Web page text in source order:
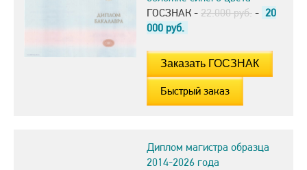
ГОСЗНАК - 22.000 руб. - 20
000 руб.
Быстрый заказ
Диплом магистра образца
2014-2026 года